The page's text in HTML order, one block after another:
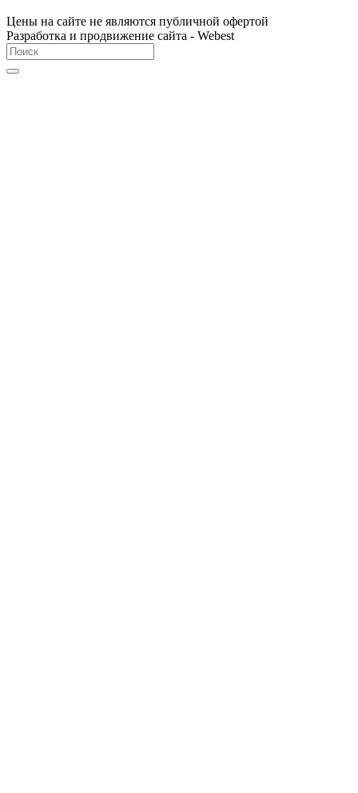
Цены на сайте не являются публичной офертой
Разработка и продвижение сайта - Webest